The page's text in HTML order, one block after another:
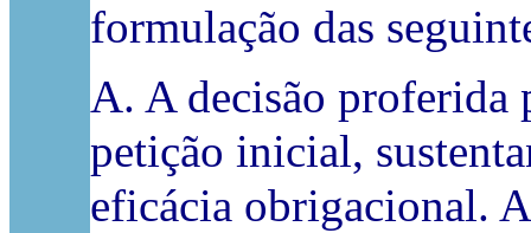
formulação das
A. A decisão proferida
petição inicial,
eficácia obrigacional.